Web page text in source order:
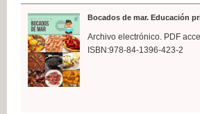
Bocados de mar. Educación
Archivo electrónico. PDF
ISBN:978-84-1396-423-2